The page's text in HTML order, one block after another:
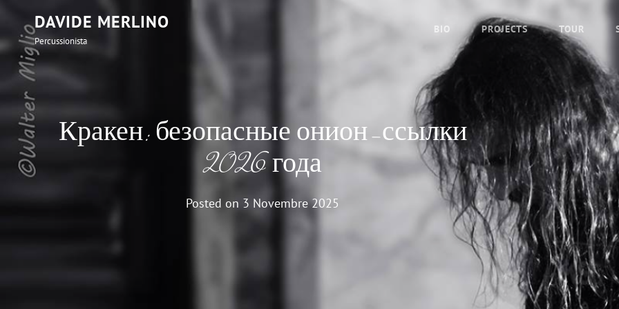
DAVIDE MERLINO
Percussionista
BIO PROJECTS TOUR
Кракен: безопасные онион-ссылки
2026 года
Posted on 3 Novembre 2025